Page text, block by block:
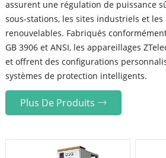
assurent une régulation de puissance
sous-stations, les sites industriels et les
renouvelables. Fabriqués
GB 3906 et ANSI, les appareillages
et offrent des configurations
systèmes de protection intelligents.
Plus De Produits